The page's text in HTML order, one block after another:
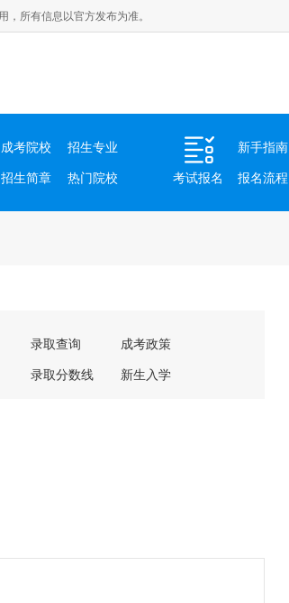
所有信息以官方发布为准。
成考院校 招生专业
招生简章 热门院校 考试报名
新手指南
报名流程
录取查询 成考政策
录取分数线 新生入学